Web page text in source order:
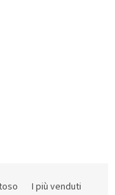
I più venduti